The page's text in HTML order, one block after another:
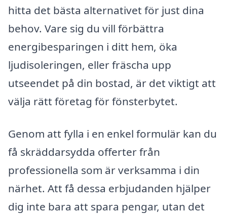
hitta det bästa alternativet för just dina
behov. Vare sig du vill förbättra
energibesparingen i ditt hem, öka
ljudisoleringen, eller fräscha upp
utseendet på din bostad, är det viktigt att
välja rätt företag för fönsterbytet.
Genom att fylla i en enkel formulär kan du
få skräddarsydda offerter från
professionella som är verksamma i din
närhet. Att få dessa erbjudanden hjälper
dig inte bara att spara pengar, utan det